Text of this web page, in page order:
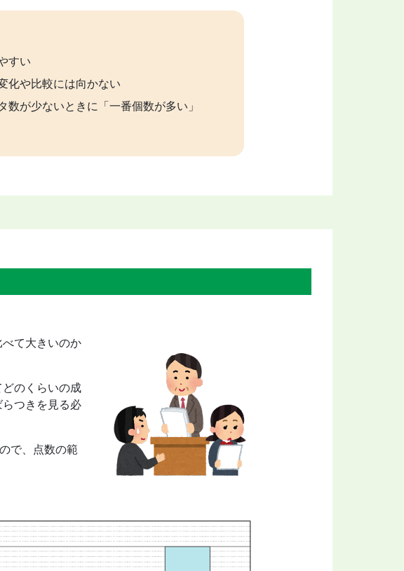
すい
化や比較には向かない
が少ないときに「一番個数が多い」
て大きいのか
のくらいの成
つきを見る必
で、点数の範